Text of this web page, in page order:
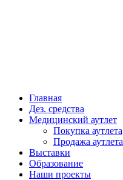
Главная
Дез. средства
Медицинский аутлет
Покупка аутлета
Продажа аутлета
Выставки
Образование
Наши проекты